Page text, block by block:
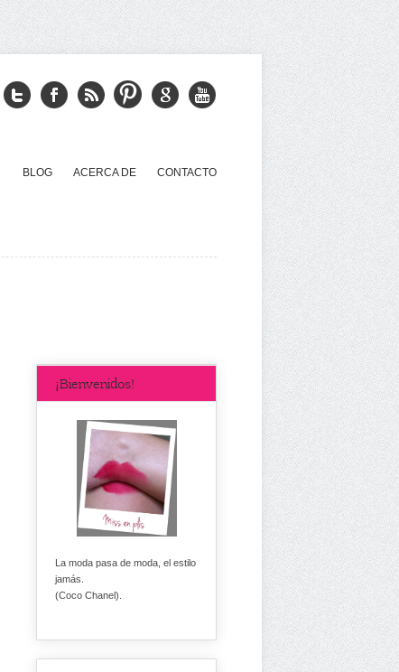
BLOG ACERCA DE CONTACTO
¡Bienvenidos!
La moda pasa de moda, el estilo
jamás.
(Coco Chanel).